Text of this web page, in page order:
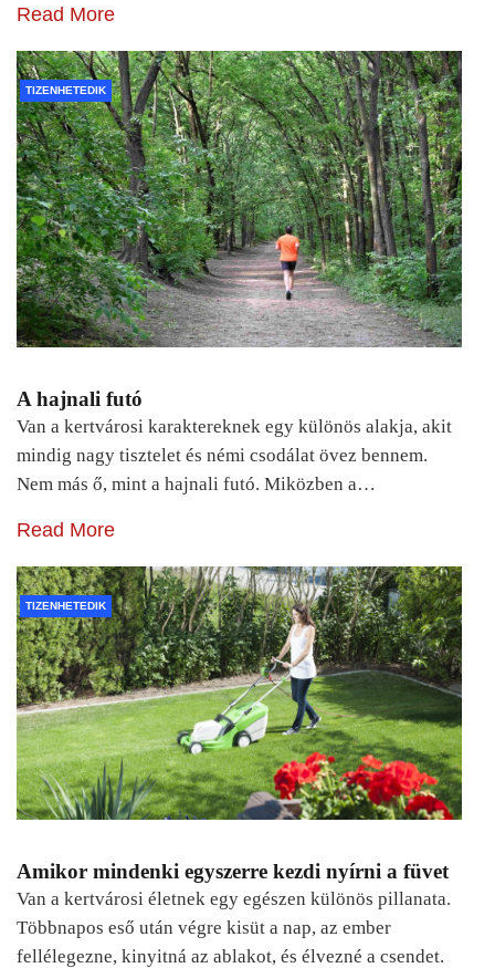
Read More
TIZENHETEDIK
A hajnali futó
Van a kertvárosi karaktereknek egy különös alakja, akit
mindig nagy tisztelet és némi csodálat övez bennem.
Nem más ő, mint a hajnali futó. Miközben a…
Read More
TIZENHETEDIK
Amikor mindenki egyszerre kezdi nyírni a füvet
Van a kertvárosi életnek egy egészen különös pillanata.
Többnapos eső után végre kisüt a nap, az ember
fellélegezne, kinyitná az ablakot, és élvezné a csendet.